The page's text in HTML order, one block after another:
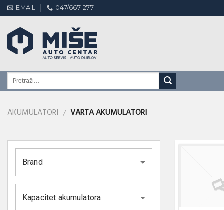
Skip
to
content
EMAIL 047/667-277
AKUMULATORI / VARTA AKUMULATORI
Brand
Kapacitet akumulatora